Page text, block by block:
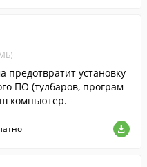
предотвратит установку
ПО (тулбаров, програм
компьютер.